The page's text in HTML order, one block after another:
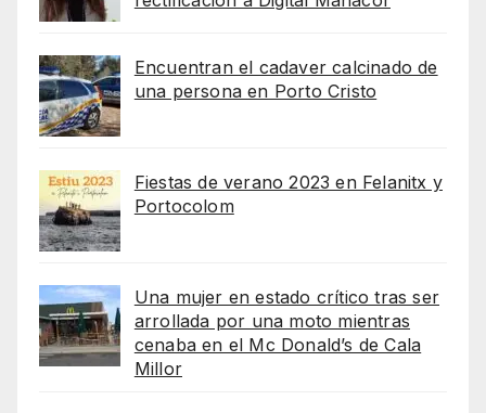
Encuentran el cadaver calcinado de
una persona en Porto Cristo
Fiestas de verano 2023 en Felanitx y
Portocolom
Una mujer en estado crítico tras ser
arrollada por una moto mientras
cenaba en el Mc Donald’s de Cala
Millor